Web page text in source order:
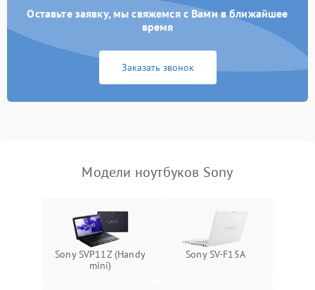
Неисправность зарядного
питания
2000 ₽ Подробнее →
неисправности кулера
пропадание диска
оперативной памяти:
вылеты приложений,
синие экраны
Проблемы Wi‑Fi или
Оставьте заявку, мы свяжемся с Вами в ближайшее
время
Заказать звонок
Модели ноутбуков Sony
Sony SVP11Z (Handy
mini)
Sony SV-F15A